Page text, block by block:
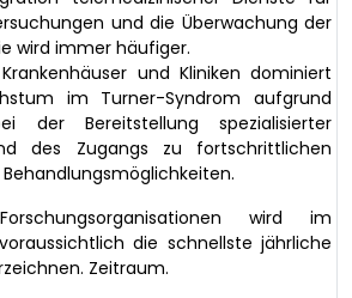
und die Überwachung der
wird immer häufiger.
und Kliniken dominiert
im Turner-Syndrom aufgrund
der Bereitstellung spezialisierter
des Zugangs zu fortschrittlichen
wird im
die schnellste jährliche
Zeitraum.